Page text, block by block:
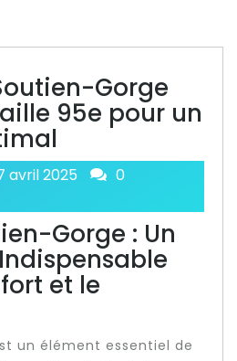
Gorge
95e pour un
avril 2025
0
Gorge : Un
et le
un élément essentiel de